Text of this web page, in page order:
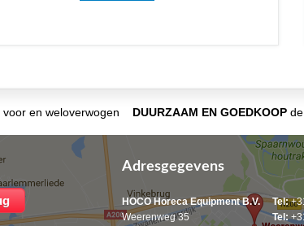
voor en weloverwogen DUURZAAM EN GOEDKOOPde
Adresgegevens
HOCO Horeca Equipment B.V.
Weerenweg 35
Tel:
Tel: